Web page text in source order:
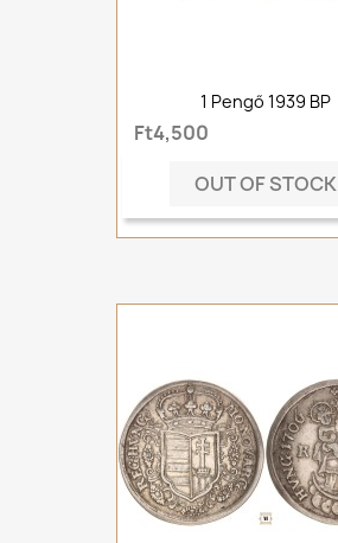
1 Pengő 1939 BP
Ft4,500
OUT OF STOCK